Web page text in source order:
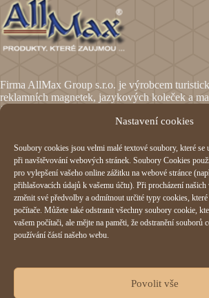
Nastavení cookies
Soubory cookies jsou velmi malé textové soubory, které se
při navštěvování webových stránek. Soubory Cookies
pro vylepšení vašeho online zážitku na webové stránce
přihlašovacích údajů k vašemu účtu). Při procházení
změnit své předvolby a odmítnout určité typy cookies,
počítače. Můžete také odstranit všechny soubory cookie,
vašem počítači, ale mějte na paměti, že odstranění souborů
používání částí našeho webu.
Povolit vše
Firma AllMax Group s.r.o. je výrobcem
reklamních magnetek, jazykových koleček a
fólií.
Informace
Obchodní podmínky
Reklamační formulář
Odstoupení od smlouvy
Ochrana osobních údajů
Cookies